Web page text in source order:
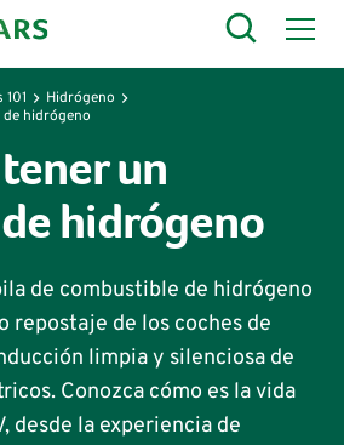
Hidrógeno
hidrógeno
un
hidrógeno
de combustible de hidrógeno
repostaje de los coches de
limpia y silenciosa de
Conozca cómo es la vida
desde la experiencia de